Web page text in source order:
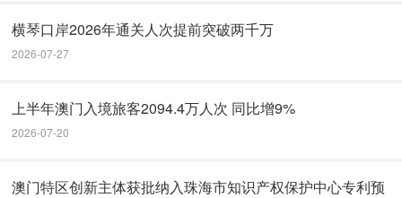
横琴口岸2026年通关人次提前突破两千万
2026-07-27
上半年澳门入境旅客2094.4万人次 同比增9%
2026-07-20
澳门特区创新主体获批纳入珠海市知识产权保护中心专利预